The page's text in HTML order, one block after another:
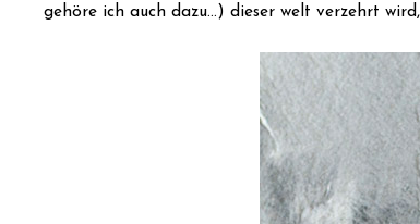
gehöre ich auch dazu...) dieser welt verzehrt